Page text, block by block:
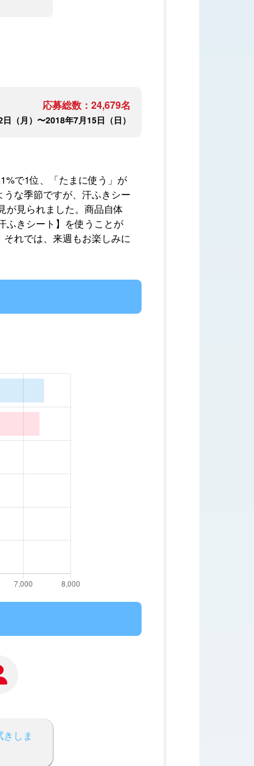
応募総数：24,679名
（月）〜2018年7月15日（日）
で1位、「たまに使う」が
な季節ですが、汗ふきシー
が見られました。商品自体
ふきシート】を使うことが
れでは、来週もお楽しみに
しま